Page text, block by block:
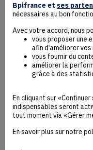
Données personnelles
Contact
Mentions Légales
CGU
Protection des données
Bpifrance et ses
nécessaires au bon
Avec votre accord, nous
vous proposer une
afin d'améliorer vos
vous fournir du
améliorer la
grâce à des
En cliquant sur
indispensables seront
tout moment via «Gérer
En savoir plus sur notre